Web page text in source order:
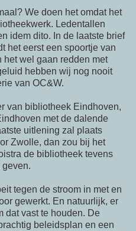
We doen het omdat het
Ledentallen
idem dito. In de laatste brief
het eerst een spoortje van
wel gaan redden met
hebben wij nog nooit
van OC&W.
van bibliotheek Eindhoven,
met de dalende
uitlening zal plaats
Zwolle, dan zou bij het
de bibliotheek tevens
geven.
tegen de stroom in met en
gewerkt. En natuurlijk, er
dat vast te houden. De
beleidsplan en een